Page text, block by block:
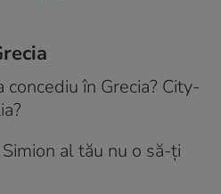
în Grecia? City-
al tău nu o să-ți